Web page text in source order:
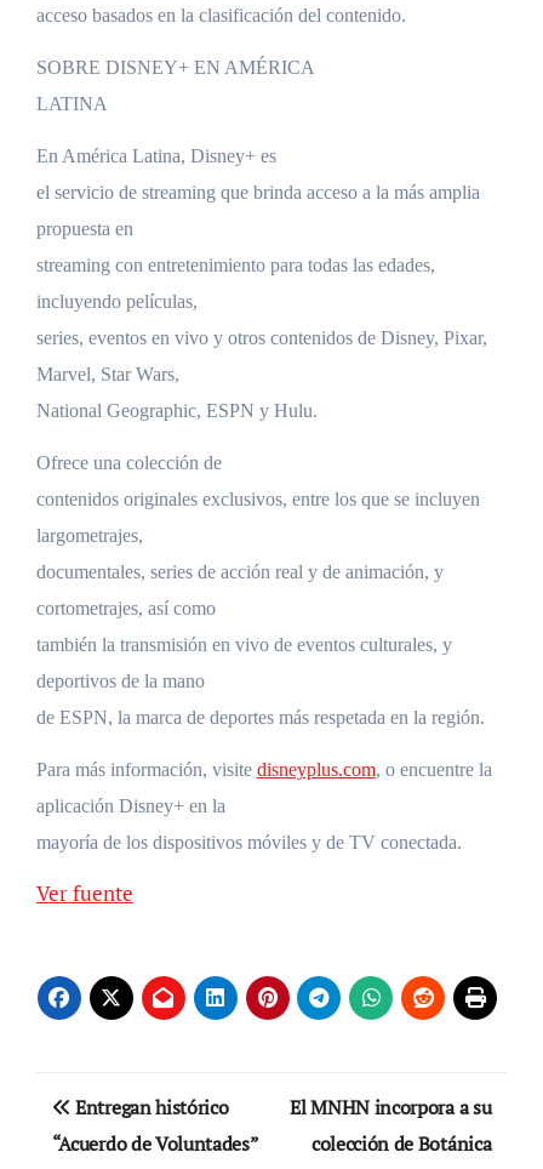
acceso basados en la clasificación del contenido.
SOBRE DISNEY+ EN AMÉRICA
LATINA
En América Latina, Disney+ es
el servicio de streaming que brinda acceso a la más amplia
propuesta en
streaming con entretenimiento para todas las edades,
incluyendo películas,
series, eventos en vivo y otros contenidos de Disney, Pixar,
Marvel, Star Wars,
National Geographic, ESPN y Hulu.
Ofrece una colección de
contenidos originales exclusivos, entre los que se incluyen
largometrajes,
documentales, series de acción real y de animación, y
cortometrajes, así como
también la transmisión en vivo de eventos culturales, y
deportivos de la mano
de ESPN, la marca de deportes más respetada en la región.
Para más información, visite disneyplus.com, o encuentre la
aplicación Disney+ en la
mayoría de los dispositivos móviles y de TV conectada.
Ver fuente
Navegación
de
Entregan histórico
“Acuerdo de Voluntades”
El MNHN incorpora a su
colección de Botánica